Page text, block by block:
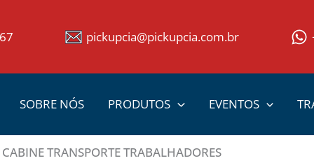
pickupcia@pickupcia.com.br
SOBRE NÓS PRODUTOS EVENTOS
CABINE TRANSPORTE TRABALHADORES